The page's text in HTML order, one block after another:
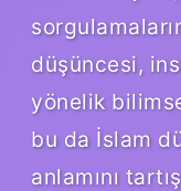
düşüncesi,
yönelik
bu da İslam
anlamını